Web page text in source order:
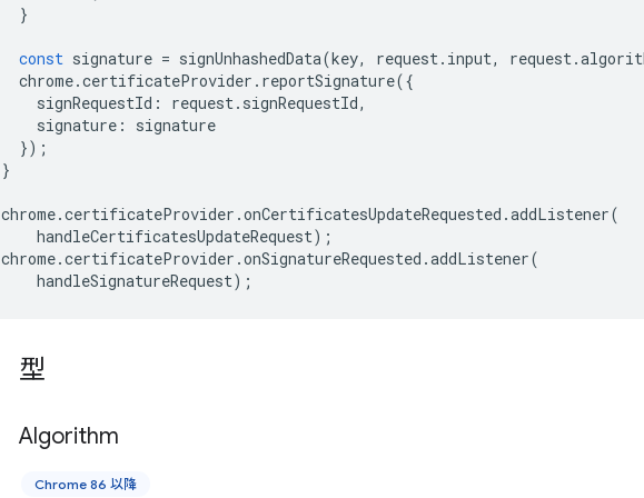
}
const signature = signUnhashedData(key, request. input, request.
chrome.certificateProvider . reportSignature({
signRequestId : request. signRequestId,
signature :
signature
});
}
chrome.certificateProvider .onCertificatesUpdateRequested .addListener(
handleCertificatesUpdateRequest);
chrome.certificateProvider .onSignatureRequested .addListener(
handleSignatureRequest);
型
Algorithm
Chrome 86 以降